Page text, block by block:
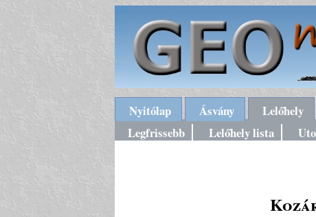
Nyitólap Ásvány Lelőhely
Legfrissebb
Lelőhely lista